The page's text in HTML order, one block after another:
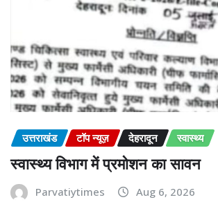
उत्तराखंड टॉप न्यूज़ देहरादून स्वास्थ्य
स्वास्थ्य विभाग में प्रमोशन का सावन
Parvatiytimes Aug 6, 2026